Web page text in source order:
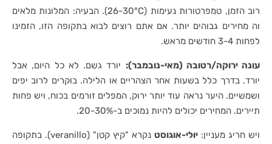
רוב הזמן, טמפרטורות נעימות (26-30°C). הבעיה: המלונות מלאים
וה מחירים גבוהים יותר. אם אתם רוצים לבוא בתקופה הזו, הזמינו
לפחות 3-4 חודשים מראש.
עונה ירוקה/רטובה (מאי-נובמבר): יורד גשם. לא כל היום, אבל
יורד. בדרך כלל בשעות אחר הצהריים או הלילה. בוקרים לרוב יפים
ושמשיים. היער נראה עוד יותר ירוק, המפלים זורמים בכוח, ויש פחות
תיירים. המחירים יכולים להיות נמוכים ב-20-30%.
ויש חריג מעניין: יולי-אוגוסט
נקרא "קיץ קטן" (veranillo). בתקופה